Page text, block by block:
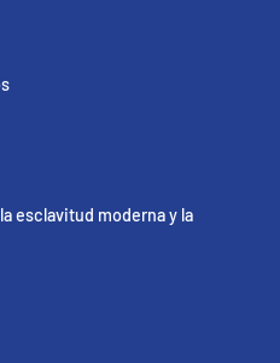
esclavitud moderna y la